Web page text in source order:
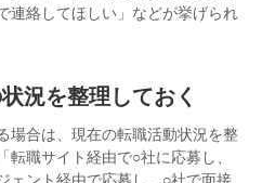
連絡してほしい」などが挙げられ
況を整理しておく
場合は、現在の転職活動状況を整
職サイト経由で○社に応募し、